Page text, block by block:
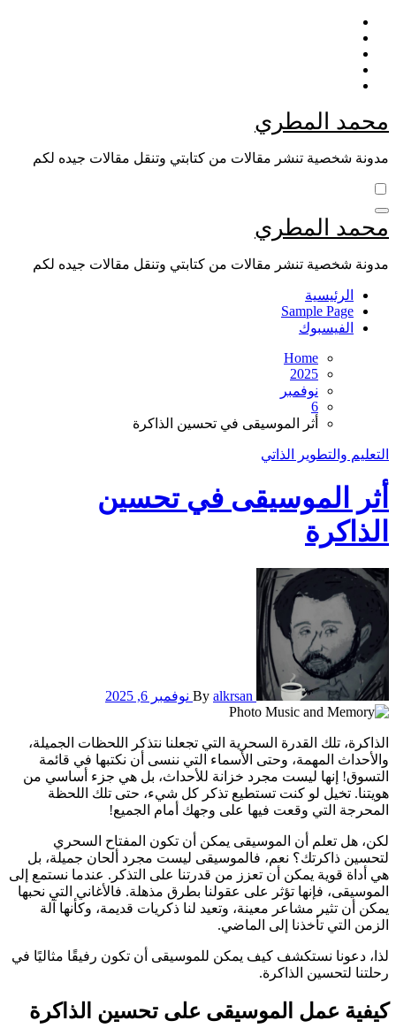
Skip
content
محمد المطري
مدونة شخصية تنشر مقالات من كتابتي وتنقل مقالات جيده لكم
محمد المطري
مدونة شخصية تنشر مقالات من كتابتي وتنقل مقالات جيده لكم
الرئيسية
Sample Page
الفيسبوك
Home
2025
نوفمبر
6
أثر الموسيقى في تحسين الذاكرة
التعليم والتطوير الذاتي
أثر الموسيقى في تحسين
الذاكرة
By alkrsan نوفمبر 6, 2025
والأحداث المهمة، وحتى الأسماء التي ننسى أن نكتبها في قائمة
التسوق! إنها ليست مجرد خزانة للأحداث، بل هي جزء أساسي من
هويتنا. تخيل لو كنت تستطيع تذكر كل شيء، حتى تلك اللحظة
المحرجة التي وقعت فيها على وجهك أمام الجميع!
لكن، هل تعلم أن الموسيقى يمكن أن تكون المفتاح السحري
لتحسين ذاكرتك؟ نعم، فالموسيقى ليست مجرد ألحان جميلة، بل
هي أداة قوية يمكن أن تعزز من قدرتنا على التذكر. عندما نستمع إلى
الموسيقى، فإنها تؤثر على عقولنا بطرق مذهلة. فالأغاني التي نحبها
يمكن أن تثير مشاعر معينة، وتعيد لنا ذكريات قديمة، وكأنها آلة
الزمن التي تأخذنا إلى الماضي.
لذا، دعونا نستكشف كيف يمكن للموسيقى أن تكون رفيقًا مثاليًا في
رحلتنا لتحسين الذاكرة.
كيفية عمل الموسيقى على تحسين الذاكرة